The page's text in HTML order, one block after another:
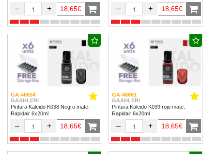
– + 18,65€ – + 18,65€
GA-46654
GAAHLERI
Pintura Kaleido K038 Negro mate.
Rapidair 6x20ml
– + 18,65€
GA-46661
GAAHLERI
Pintura Kaleido K039 rojo mate.
Rapidair 6x20ml
– + 18,65€